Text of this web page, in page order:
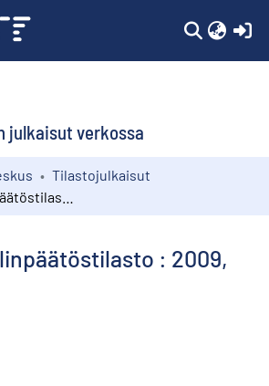
julkaisut verkossa
Tilastojulkaisut
: 2009,